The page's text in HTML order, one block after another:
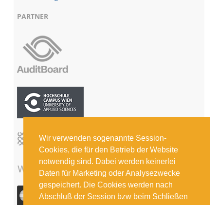
Wir verwenden sogenannte Session-
Cookies, die für den Betrieb der Website
notwendig sind. Dabei werden keinerlei
Daten für Marketing oder Analysezwecke
gespeichert. Die Cookies werden nach
Abschluß der Session bzw beim Schließen
PARTNER